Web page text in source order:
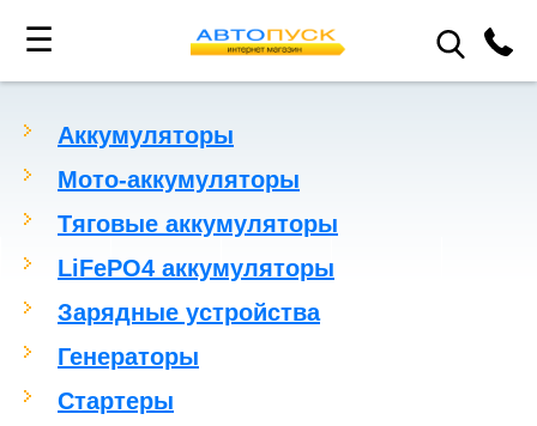
☰
Аккумуляторы
Мото-аккумуляторы
Тяговые аккумуляторы
LiFePO4 аккумуляторы
Зарядные устройства
Генераторы
Стартеры